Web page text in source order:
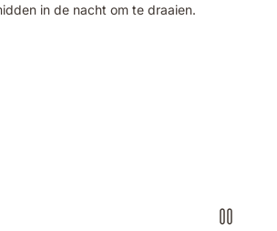
in de nacht om te draaien.